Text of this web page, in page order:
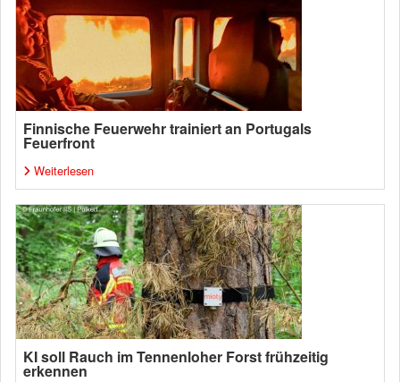
Finnische Feuerwehr trainiert an Portugals
Feuerfront
Weiterlesen
KI soll Rauch im Tennenloher Forst frühzeitig
erkennen